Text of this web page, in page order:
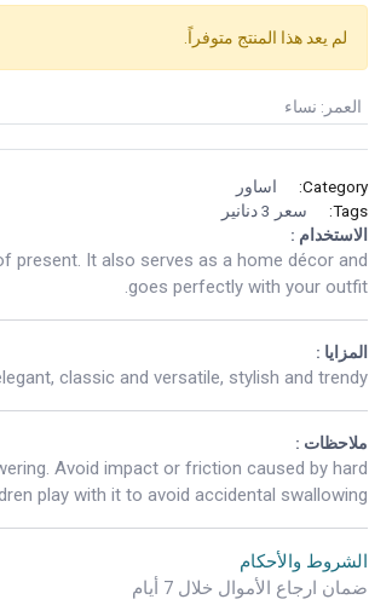
لم يعد هذا المنتج متوفراً.
العمر : نساء
Category:
اساور
Tags:
سعر 3 دنانير
الاستخدام :
present. It also serves as a home décor and
goes perfectly with your outfit.
المزايا :
classic and versatile, stylish and trendy.
ملاحظات :
Avoid impact or friction caused by hard
play with it to avoid accidental swallowing.
الشروط والأحكام
ضمان ارجاع الأموال خلال 7 أيام